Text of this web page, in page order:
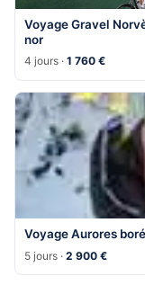
Voyage Gravel
nor
4 jours ·1 760 €
Voyage Aurores
5 jours ·2 900 €